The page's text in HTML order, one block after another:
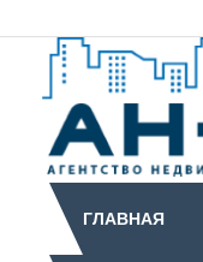
ГЛАВНАЯ